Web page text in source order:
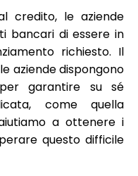
credito, le aziende
bancari di essere in
richiesto. Il
aziende dispongono
garantire su sé
come quella
a ottenere i
questo difficile